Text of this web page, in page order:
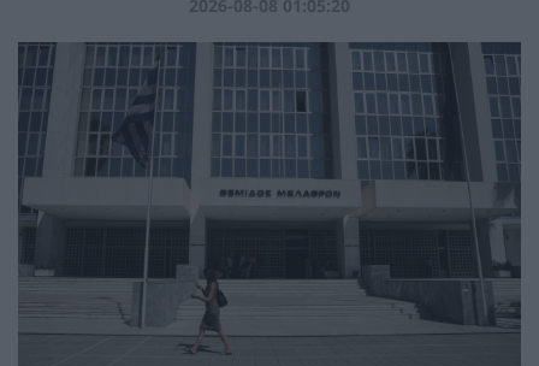
2026-08-08 01:05:20